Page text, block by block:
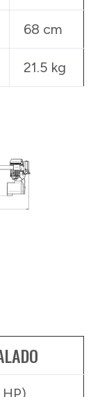
68 cm
21.5 kg